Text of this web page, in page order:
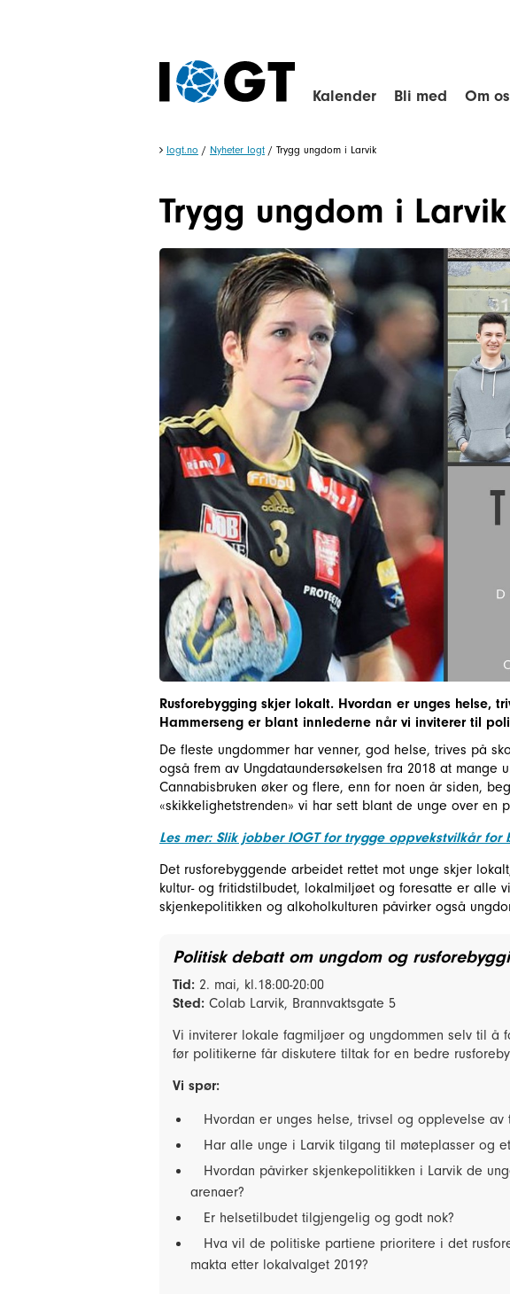
Kalender Bli med Om
Iogt.no / Nyheter Iogt / Trygg ungdom i Larvik
Trygg ungdom i Larvik
Rusforebygging skjer lokalt. Hvordan er unges helse,
Hammerseng er blant innlederne når vi inviterer til
De fleste ungdommer har venner, god helse, trives på
også frem av Ungdataundersøkelsen fra 2018 at mange
Cannabisbruken øker og flere, enn for noen år siden,
«skikkelighetstrenden» vi har sett blant de unge over en
Les mer: Slik jobber IOGT for trygge oppvekstvilkår for
Det rusforebyggende arbeidet rettet mot unge skjer
kultur- og fritidstilbudet, lokalmiljøet og foresatte er alle
skjenkepolitikken og alkoholkulturen påvirker også
Politisk debatt om ungdom og
Tid: 2. mai, kl.18:00-20:00
Sted: Colab Larvik, Brannvaktsgate 5
Vi inviterer lokale fagmiljøer og ungdommen selv til å
før politikerne får diskutere tiltak for en bedre
Vi spør:
Hvordan er unges helse, trivsel og opplevelse av
Har alle unge i Larvik tilgang til møteplasser og
Hvordan påvirker skjenkepolitikken i Larvik de
arenaer?
Er helsetilbudet tilgjengelig og godt nok?
Hva vil de politiske partiene prioritere i det
makta etter lokalvalget 2019?